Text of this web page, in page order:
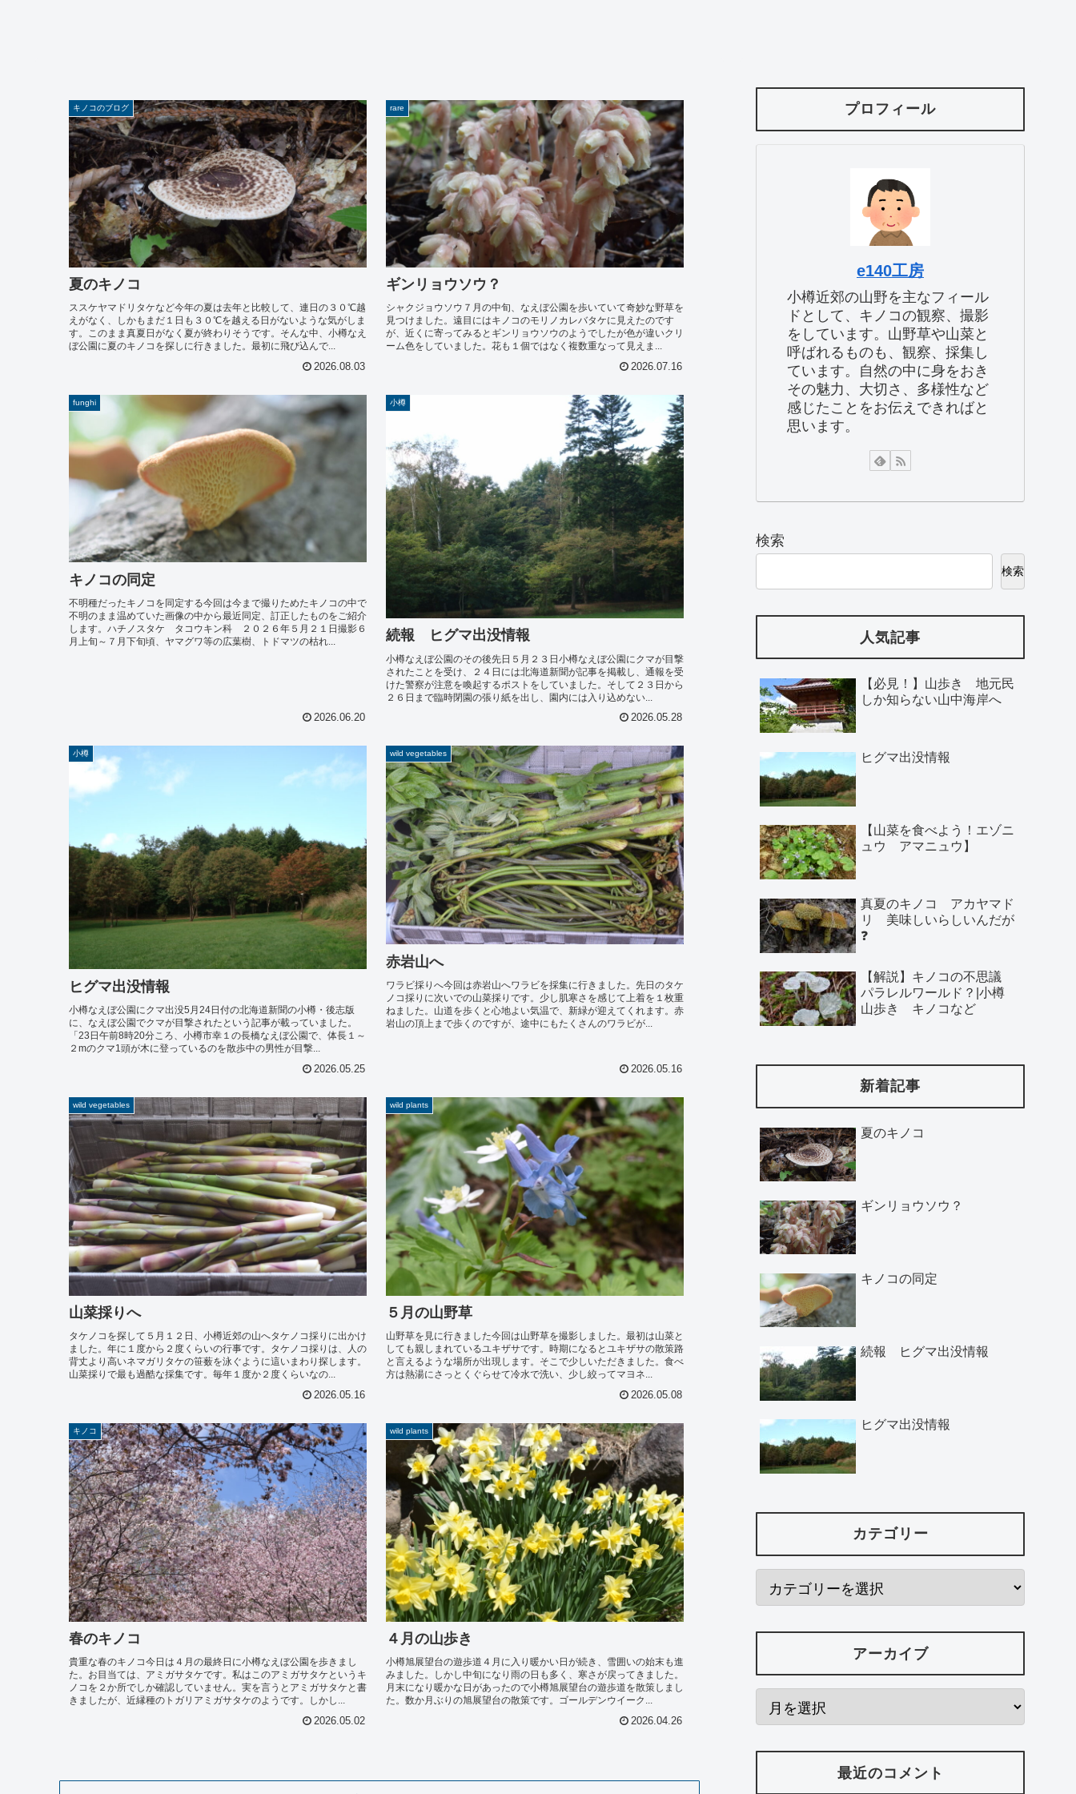
キノコのブログ
夏のキノコ
ススケヤマドリタケなど今年の夏は去年と比較して、連日の３０℃越
えがなく、しかもまだ１日も３０℃を越える日がないような気がしま
す。このまま真夏日がなく夏が終わりそうです。そんな中、小樽なえ
ぼ公園に夏のキノコを探しに行きました。最初に飛び込んで...
2026.08.03
rare
ギンリョウソウ？
シャクジョウソウ７月の中旬、なえぼ公園を歩いていて奇妙な野草を
見つけました。遠目にはキノコのモリノカレバタケに見えたのです
が、近くに寄ってみるとギンリョウソウのようでしたが色が違いクリ
ーム色をしていました。花も１個ではなく複数重なって見えま...
2026.07.16
funghi
キノコの同定
不明種だったキノコを同定する今回は今まで撮りためたキノコの中で
不明のまま温めていた画像の中から最近同定、訂正したものをご紹介
します。ハチノスタケ タコウキン科 ２０２６年５月２１日撮影６
月上旬～７月下旬頃、ヤマグワ等の広葉樹、トドマツの枯れ...
2026.06.20
小樽
続報 ヒグマ出没情報
小樽なえぼ公園のその後先日５月２３日小樽なえぼ公園にクマが目撃
されたことを受け、２４日には北海道新聞が記事を掲載し、通報を受
けた警察が注意を喚起するポストをしていました。そして２３日から
２６日まで臨時閉園の張り紙を出し、園内には入り込めない...
2026.05.28
小樽
ヒグマ出没情報
小樽なえぼ公園にクマ出没5月24日付の北海道新聞の小樽・後志版
に、なえぼ公園でクマが目撃されたという記事が載っていました。
「23日午前8時20分ころ、小樽市幸１の長橋なえぼ公園で、体長１～
２mのクマ1頭が木に登っているのを散歩中の男性が目撃...
2026.05.25
wild vegetables
赤岩山へ
ワラビ採りへ今回は赤岩山へワラビを採集に行きました。先日のタケ
ノコ採りに次いでの山菜採りです。少し肌寒さを感じて上着を１枚重
ねました。山道を歩くと心地よい気温で、新緑が迎えてくれます。赤
岩山の頂上まで歩くのですが、途中にもたくさんのワラビが...
2026.05.16
wild vegetables
山菜採りへ
タケノコを探して５月１２日、小樽近郊の山へタケノコ採りに出かけ
ました。年に１度から２度くらいの行事です。タケノコ採りは、人の
背丈より高いネマガリタケの笹薮を泳ぐように這いまわり探します。
山菜採りで最も過酷な採集です。毎年１度か２度くらいなの...
2026.05.16
wild plants
５月の山野草
山野草を見に行きました今回は山野草を撮影しました。最初は山菜と
しても親しまれているユキザサです。時期になるとユキザサの散策路
と言えるような場所が出現します。そこで少しいただきました。食べ
方は熱湯にさっとくぐらせて冷水で洗い、少し絞ってマヨネ...
2026.05.08
キノコ
春のキノコ
貴重な春のキノコ今日は４月の最終日に小樽なえぼ公園を歩きまし
た。お目当ては、アミガサタケです。私はこのアミガサタケというキ
ノコを２か所でしか確認していません。実を言うとアミガサタケと書
きましたが、近縁種のトガリアミガサタケのようです。しかし...
2026.05.02
wild plants
４月の山歩き
小樽旭展望台の遊歩道４月に入り暖かい日が続き、雪囲いの始末も進
みました。しかし中旬になり雨の日も多く、寒さが戻ってきました。
月末になり暖かな日があったので小樽旭展望台の遊歩道を散策しまし
た。数か月ぶりの旭展望台の散策です。ゴールデンウイーク...
2026.04.26
プロフィール
e140工房
小樽近郊の山野を主なフィール
ドとして、キノコの観察、撮影
をしています。山野草や山菜と
呼ばれるものも、観察、採集し
ています。自然の中に身をおき
その魅力、大切さ、多様性など
感じたことをお伝えできればと
思います。
検索
検索
人気記事
【必見！】山歩き 地元民
しか知らない山中海岸へ
ヒグマ出没情報
【山菜を食べよう！エゾニ
ュウ アマニュウ】
真夏のキノコ アカヤマド
リ 美味しいらしいんだが
❓
【解説】キノコの不思議
パラレルワールド？|小樽
山歩き キノコなど
新着記事
夏のキノコ
ギンリョウソウ？
キノコの同定
続報 ヒグマ出没情報
ヒグマ出没情報
カテゴリー
アーカイブ
最近のコメント